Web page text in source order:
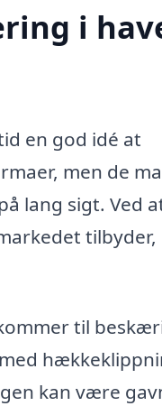
i
en god idé at
men de
lang sigt. Ved
tilbyder,
til
kan være